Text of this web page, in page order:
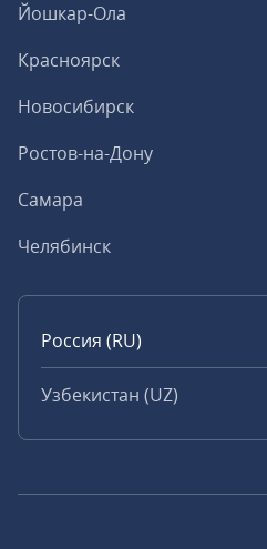
Йошкар-Ола
Красноярск
Новосибирск
Ростов-на-Дону
Самара
Челябинск
Россия (RU)
Узбекистан (UZ)